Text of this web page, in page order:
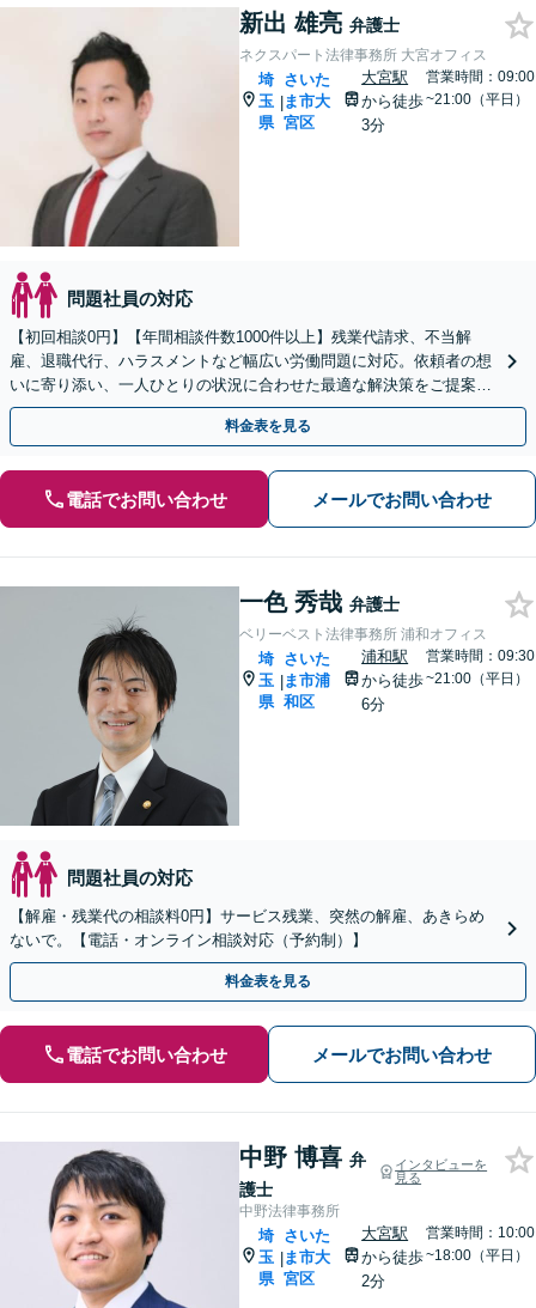
新出 雄亮 弁護士
ネクスパート法律事務所 大宮オフィス
埼
玉
県
|
さいた
ま市大
宮区
大宮駅
から徒歩
3分
営業時間：09:00
~21:00（平日）
問題社員の対応
【初回相談0円】【年間相談件数1000件以上】残業代請求、不当解
雇、退職代行、ハラスメントなど幅広い労働問題に対応。依頼者の想
いに寄り添い、一人ひとりの状況に合わせた最適な解決策をご提案し
ます。お気軽にご相談ください。
料金表を見る
電話でお問い合わせ メールでお問い合わせ
一色 秀哉 弁護士
ベリーベスト法律事務所 浦和オフィス
埼
玉
県
|
さいた
ま市浦
和区
浦和駅
から徒歩
6分
営業時間：09:30
~21:00（平日）
問題社員の対応
【解雇・残業代の相談料0円】サービス残業、突然の解雇、あきらめ
ないで。【電話・オンライン相談対応（予約制）】
料金表を見る
電話でお問い合わせ メールでお問い合わせ
中野 博喜 弁
護士
インタビューを
見る
中野法律事務所
埼
玉
県
|
さいた
ま市大
宮区
大宮駅
から徒歩
2分
営業時間：10:00
~18:00（平日）